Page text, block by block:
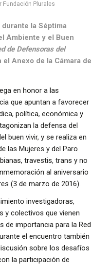
Fundación Plurales
la Séptima
Ambiente y el Buen
de Defensoras del
el Anexo de la Cámara de
en honor a las
que apuntan a favorecer
política, económica y
la defensa del
buen vivir, y se realiza en
las Mujeres y del Paro
travestis, trans y no
al aniversario
(3 de marzo de 2016).
investigadoras,
y colectivos que vienen
de importancia para la Red
el encuentro también
sobre los desafíos
la participación de